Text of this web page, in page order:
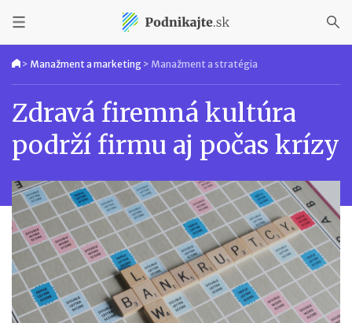
> Manažment a marketing > Manažment a stratégia
Zdravá firemná kultúra
podrží firmu aj počas krízy